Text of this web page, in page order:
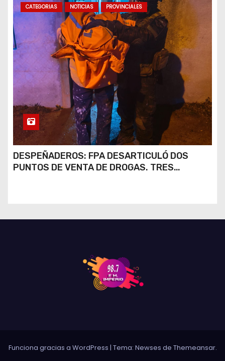
CATEGORIAS NOTICIAS PROVINCIALES
DESPEÑADEROS: FPA DESARTICULÓ DOS
PUNTOS DE VENTA DE DROGAS. TRES
Funciona gracias a WordPress | Tema: Newses de Themeansar.